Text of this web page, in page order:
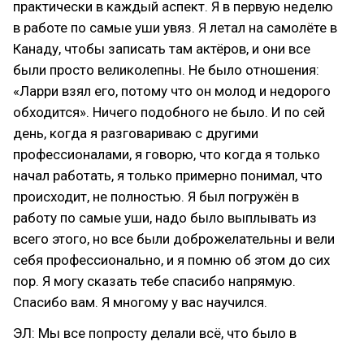
практически в каждый аспект. Я в первую неделю
в работе по самые уши увяз. Я летал на самолёте в
Канаду, чтобы записать там актёров, и они все
были просто великолепны. Не было отношения:
«Ларри взял его, потому что он молод и недорого
обходится». Ничего подобного не было. И по сей
день, когда я разговариваю с другими
профессионалами, я говорю, что когда я только
начал работать, я только примерно понимал, что
происходит, не полностью. Я был погружён в
работу по самые уши, надо было выплывать из
всего этого, но все были доброжелательны и вели
себя профессионально, и я помню об этом до сих
пор. Я могу сказать тебе спасибо напрямую.
Спасибо вам. Я многому у вас научился.
ЭЛ: Мы все попросту делали всё, что было в